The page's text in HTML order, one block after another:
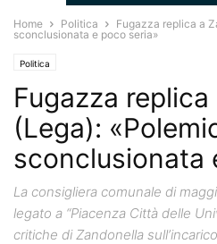
Home Politica
Fugazza replica a
sconclusionata e poco seria»
Politica
Fugazza
(Lega):
sconclusionata
La consigliera comunale di
legato a “Piacenza Città delle
critiche di Zandonella